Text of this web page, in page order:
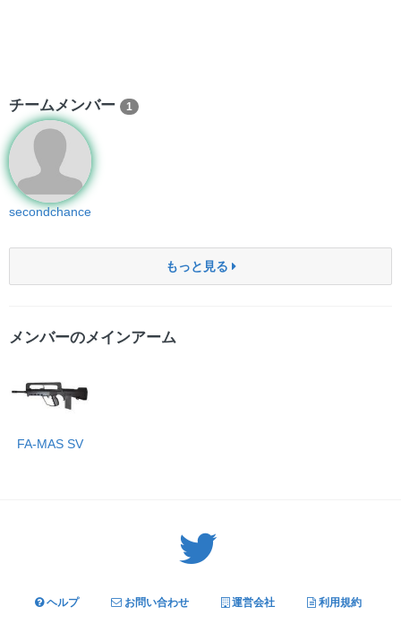
チームメンバー 1
secondchance
もっと見る
メンバーのメインアーム
FA-MAS SV
ヘルプ お問い合わせ 運営会社 利用規約